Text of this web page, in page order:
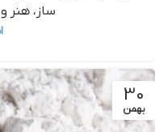
ساز، هنر
30
بهمن